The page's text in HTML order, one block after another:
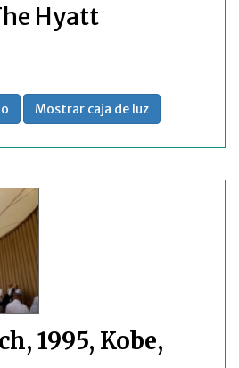
Hyatt
Mostrar caja de luz
1995, Kobe,